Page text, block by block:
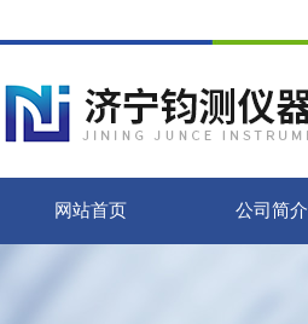
网站首页 公司简介